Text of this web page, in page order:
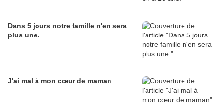
Dans 5 jours notre famille n'en sera
plus une.
J'ai mal à mon cœur de maman